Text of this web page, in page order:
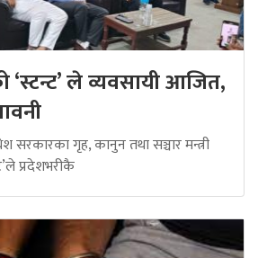
‘स्टन्ट’ ले व्यवसायी आजित,
सरकारका गृह, कानुन तथा सञ्चार मन्त्री
प्रदेशभरीकै